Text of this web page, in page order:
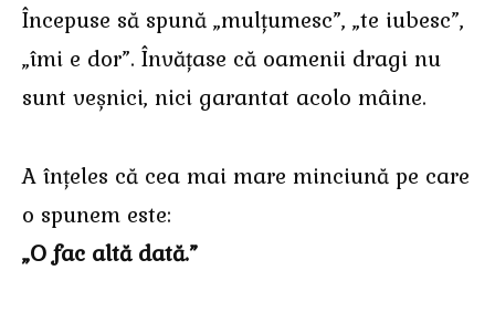
Începuse să spună „mulțumesc”, „te iubesc”,
„îmi e dor”. Învățase că oamenii dragi nu
sunt veșnici, nici garantat acolo mâine.
A înțeles că cea mai mare minciună pe care
o spunem este:
„O fac altă dată.”